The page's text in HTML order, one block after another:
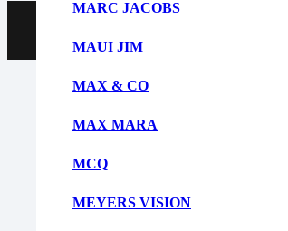
MARC JACOBS
MAUI JIM
MAX & CO
MAX MARA
MCQ
MEYERS VISION